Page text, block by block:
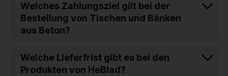
Welches Zahlungsziel gilt bei der
Bestellung von Tischen und Bänken
aus Beton?
Welche Lieferfrist gibt es bei den
Produkten von HeBlad?